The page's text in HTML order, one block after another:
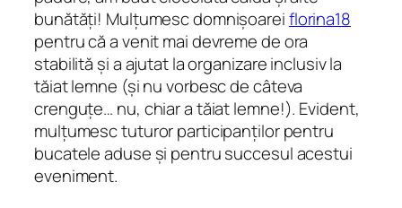
bunătăți! Mulțumesc domnișoareiflorina18
pentru că a venit mai devreme de ora
stabilită și a ajutat la organizare inclusiv la
tăiat lemne (și nu vorbesc de câteva
crenguțe… nu, chiar a tăiat lemne!). Evident,
mulțumesc tuturor participanților pentru
bucatele aduse și pentru succesul acestui
eveniment.